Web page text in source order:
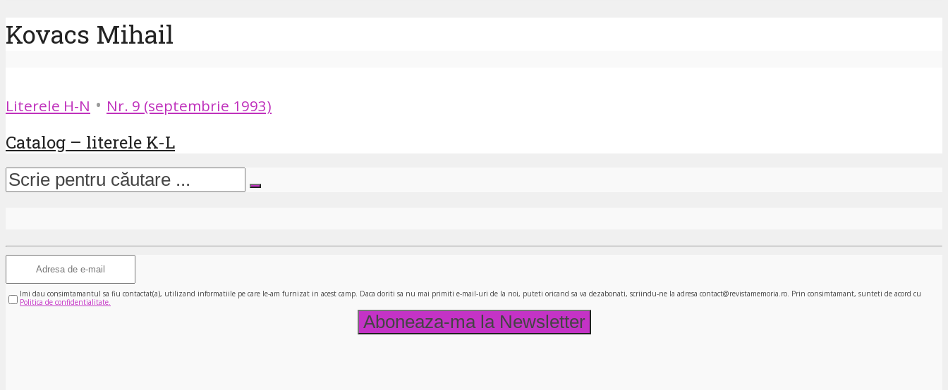
Kovacs Mihail
Literele H-N • Nr. 9 (septembrie 1993)
Catalog – literele K-L
Imi dau consimtamantul sa fiu contactat(a), utilizand informatiile pe care le-am furnizat in acest camp. Daca doriti sa nu mai primiti e-mail-uri de la noi, puteti oricand sa va dezabonati, scriindu-ne la adresa contact@revistamemoria.ro. Prin consimtamant, sunteti de acord cu
Politica de confidentialitate.